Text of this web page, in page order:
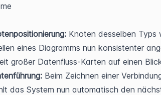
Knoten desselben Typs
eines Diagramms nun konsistenter
großer Datenfluss-Karten auf einen
Beim Zeichnen einer
das System nun automatisch den